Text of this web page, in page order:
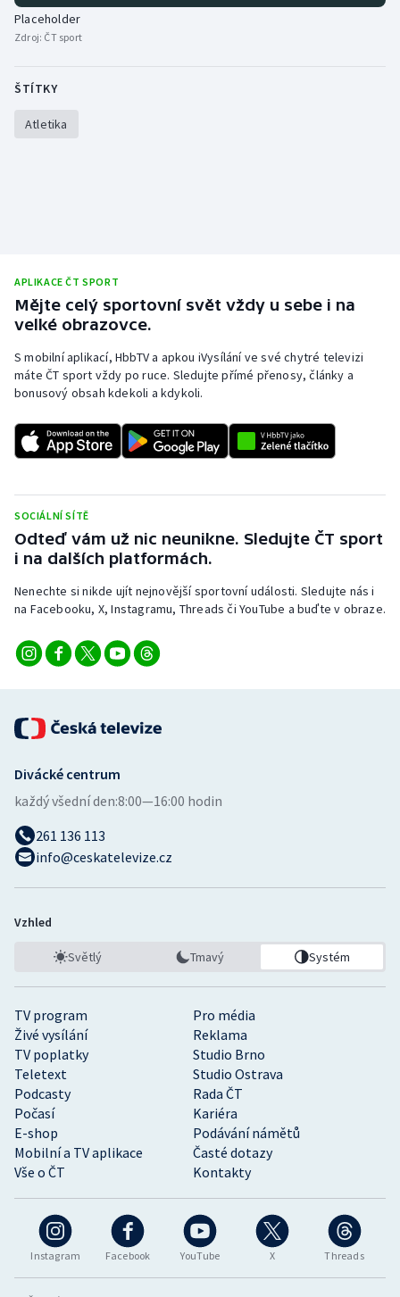
Placeholder
Zdroj: ČT sport
ŠTÍTKY
Atletika
APLIKACE ČT SPORT
Mějte celý sportovní svět vždy u sebe i na
velké obrazovce.
S mobilní aplikací, HbbTV a apkou iVysílání ve své chytré televizi
máte ČT sport vždy po ruce. Sledujte přímé přenosy, články a
bonusový obsah kdekoli a kdykoli.
SOCIÁLNÍ SÍTĚ
Odteď vám už nic neunikne. Sledujte ČT sport
i na dalších platformách.
Nenechte si nikde ujít nejnovější sportovní události. Sledujte nás i
na Facebooku, X, Instagramu, Threads či YouTube a buďte v obraze.
Instagram Facebook YouTube X Threads
TV program
Pro média
Živé vysílání
Reklama
TV poplatky
Studio Brno
Teletext
Studio Ostrava
Podcasty
Rada ČT
Počasí
Kariéra
E-shop
Podávání námětů
Mobilní a TV aplikace
Časté dotazy
Vše o ČT
Kontakty
Divácké centrum
každý všední den:8:00—16:00 hodin
261 136 113
info@ceskatelevize.cz
Vzhled
Světlý Tmavý Systém